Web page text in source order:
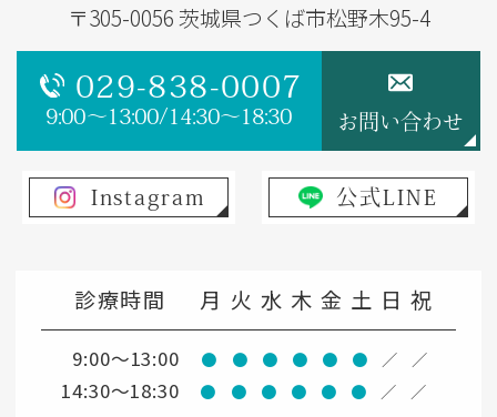
〒305-0056 茨城県つくば市松野木95-4
029-838-0007
9:00～13:00/14:30～18:30 お問い合わせ
Instagram 公式LINE
診療時間 月 火 水 木 金 土 日 祝
9:00～13:00 ● ● ● ● ● ● ／ ／
14:30～18:30 ● ● ● ● ● ● ／ ／